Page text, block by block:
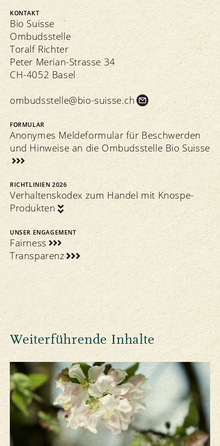
KONTAKT
Bio Suisse
Ombudsstelle
Toralf Richter
Peter Merian-Strasse 34
CH-4052 Basel
ombudsstelle@bio-suisse.ch
FORMULAR
Anonymes Meldeformular für Beschwerden
und Hinweise an die Ombudsstelle Bio Suisse
RICHTLINIEN 2026
Verhaltenskodex zum Handel mit Knospe-
Produkten
UNSER ENGAGEMENT
Fairness
Transparenz
Weiterführende Inhalte